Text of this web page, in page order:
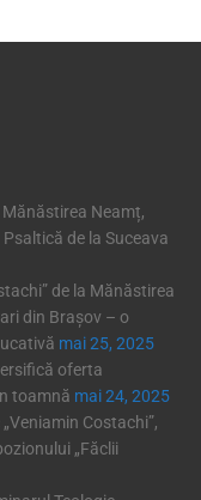
Neamț,
de la Suceava
de la Mănăstirea
din Brașov – o
mai 25, 2025
oferta
toamnă mai 24, 2025
Costachi”,
„Făclii